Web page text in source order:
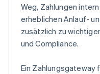
Weg, Zahlungen
erheblichen Anlauf-
zusätzlich zu
und Compliance.
Ein Zahlungsgateway